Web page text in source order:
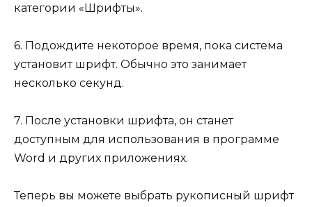
категории «Шрифты».
6. Подождите некоторое время, пока система
установит шрифт. Обычно это занимает
несколько секунд.
7. После установки шрифта, он станет
доступным для использования в программе
Word и других приложениях.
Теперь вы можете выбрать рукописный шрифт